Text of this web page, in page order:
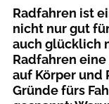
Radfahren ist
nicht nur gut
auch glücklich
Radfahren
auf Körper und
Gründe fürs